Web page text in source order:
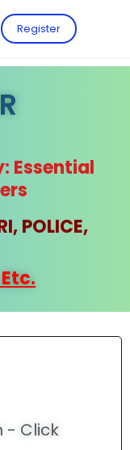
Register
Essential
POLICE,
Etc.
- Click